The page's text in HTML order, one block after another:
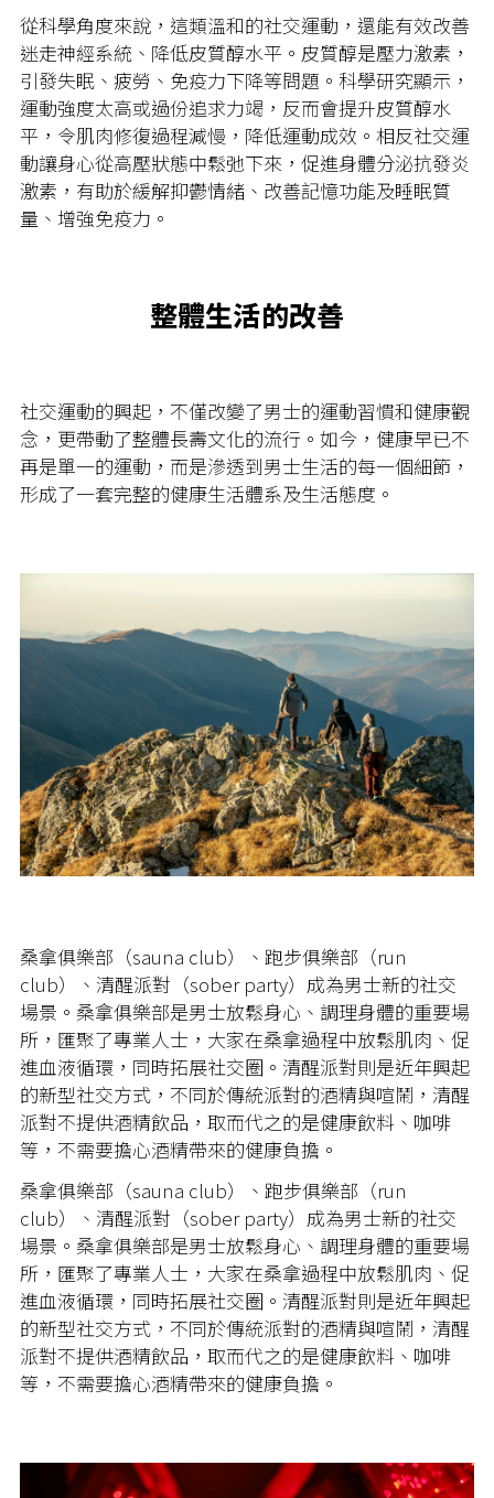
從科學角度來說，這類溫和的社交運動，還能有效改善
迷走神經系統、降低皮質醇水平。皮質醇是壓力激素，
引發失眠、疲勞、免疫力下降等問題。科學研究顯示，
運動強度太高或過份追求力竭，反而會提升皮質醇水
平，令肌肉修復過程減慢，降低運動成效。相反社交運
動讓身心從高壓狀態中鬆弛下來，促進身體分泌抗發炎
激素，有助於緩解抑鬱情緒、改善記憶功能及睡眠質
量、增強免疫力。
整體生活的改善
社交運動的興起，不僅改變了男士的運動習慣和健康觀
念，更帶動了整體長壽文化的流行。如今，健康早已不
再是單一的運動，而是滲透到男士生活的每一個細節，
形成了一套完整的健康生活體系及生活態度。
桑拿俱樂部（sauna club）、跑步俱樂部（run
club）、清醒派對（sober party）成為男士新的社交
場景。桑拿俱樂部是男士放鬆身心、調理身體的重要場
所，匯聚了專業人士，大家在桑拿過程中放鬆肌肉、促
進血液循環，同時拓展社交圈。清醒派對則是近年興起
的新型社交方式，不同於傳統派對的酒精與喧鬧，清醒
派對不提供酒精飲品，取而代之的是健康飲料、咖啡
等，不需要擔心酒精帶來的健康負擔。
桑拿俱樂部（sauna club）、跑步俱樂部（run
club）、清醒派對（sober party）成為男士新的社交
場景。桑拿俱樂部是男士放鬆身心、調理身體的重要場
所，匯聚了專業人士，大家在桑拿過程中放鬆肌肉、促
進血液循環，同時拓展社交圈。清醒派對則是近年興起
的新型社交方式，不同於傳統派對的酒精與喧鬧，清醒
派對不提供酒精飲品，取而代之的是健康飲料、咖啡
等，不需要擔心酒精帶來的健康負擔。